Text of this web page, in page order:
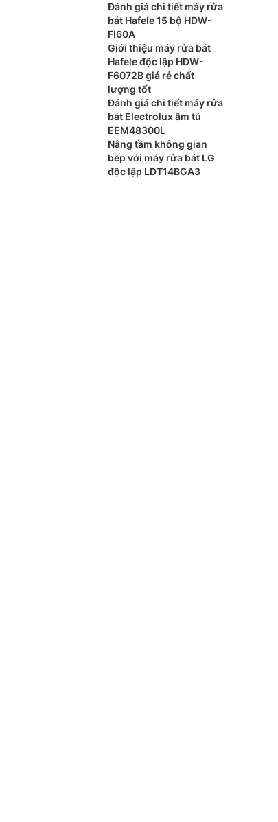
Đánh giá chi tiết máy rửa
bát Hafele 15 bộ HDW-
FI60A
Giới thiệu máy rửa bát
Hafele độc lập HDW-
F6072B giá rẻ chất
lượng tốt
Đánh giá chi tiết máy rửa
bát Electrolux âm tủ
EEM48300L
Nâng tầm không gian
bếp với máy rửa bát LG
độc lập LDT14BGA3